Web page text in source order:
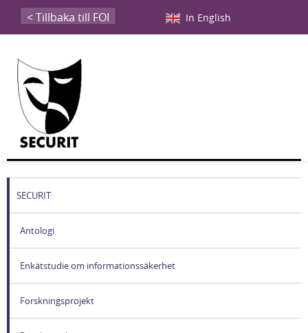
< Tillbaka till FOI In English
SECURIT
Antologi
Enkätstudie om informationssäkerhet
Forskningsprojekt